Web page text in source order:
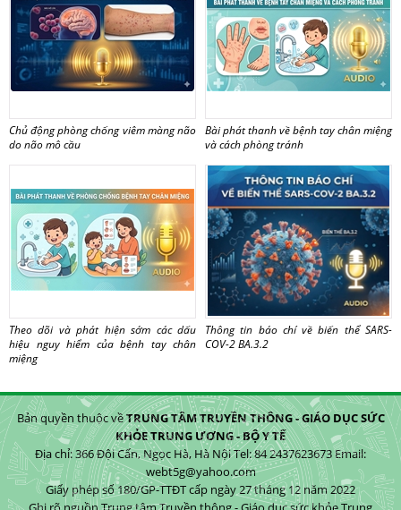
Chủ động phòng chống viêm màng não
do não mô cầu
Bài phát thanh về bệnh tay chân miệng
và cách phòng tránh
Theo dõi và phát hiện sớm các dấu
hiệu nguy hiểm của bệnh tay chân
miệng
Thông tin báo chí về biến thể SARS-
COV-2 BA.3.2
Bản quyền thuộc vềTRUNG TÂM TRUYỀN THÔNG - GIÁO DỤC SỨC
KHỎE TRUNG ƯƠNG - BỘ Y TẾ
Địa chỉ: 366 Đội Cấn, Ngọc Hà, Hà Nội Tel: 84 2437623673 Email:
webt5g@yahoo.com
Giấy phép số 180/GP-TTĐT cấp ngày 27 tháng 12 năm 2022